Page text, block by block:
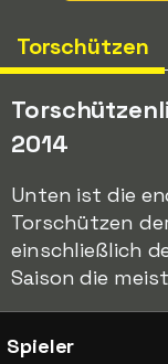
Torschützen
2014
Unten ist die
Torschützen
einschließlich
Saison die
Spieler